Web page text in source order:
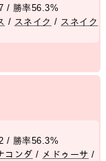
/ 勝率56.3%
/ スネイク / スネイク
/ 勝率56.3%
コンダ / メドゥーサ /